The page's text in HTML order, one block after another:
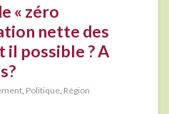
« zéro
nette des
il possible ? A
Politique Région